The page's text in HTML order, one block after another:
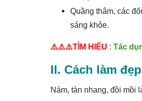
Quầng thâm, các
sáng khỏe.
⚠️⚠️⚠️TÌM HIỂU : Tác
II. Cách làm
Nám, tàn nhang, đồi mồi